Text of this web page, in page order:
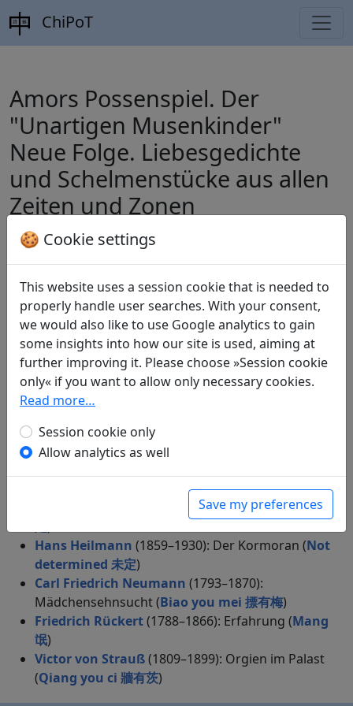
ChiPoT
Amors Possenspiel. Der
"Unartigen Musenkinder"
Neue Folge. Liebesgedichte
und Schelmenstücke aus allen
Zeiten und Zonen
Zoozmann, Richard.Amors Possenspiel.
Der "Unartigen Musenkinder" Neue Folge.
Liebesgedichte und Schelmenstücke aus
allen Zeiten und Zonen. Leipzig: Hesse &
Becker Verlag, 1920.
Translations
——— Der Porzellan-Pavillon (Not determined 未
Hans Heilmann (1859–1930): Der Kormoran (Not
determined 未定)
Carl Friedrich Neumann (1793–1870):
Mädchensehnsucht (Biao you mei 摽有梅)
Friedrich Rückert(1788–1866): Erfahrung (Mang
氓)
Victor von Strauß(1809–1899): Orgien im Palast
(Qiang you ci 牆有茨)
🍪 Cookie settings
This website uses a session cookie that is needed to
properly handle user searches. With your consent,
we would also like to use Google analytics to gain
some insights into how our site is used, aiming at
further improving it. Please choose »Session cookie
only« if you want to allow only necessary cookies.
Read more…
Session cookie only
Allow analytics as well
Save my preferences